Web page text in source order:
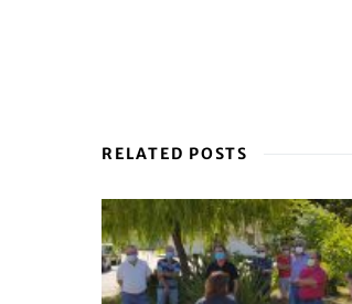
RELATED POSTS